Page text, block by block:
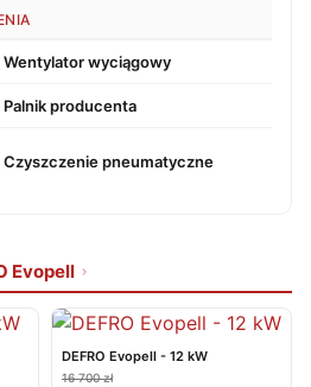
Wentylator wyciągowy
Palnik producenta
Czyszczenie pneumatyczne
Evopell
DEFRO Evopell - 12 kW
16 700 zł